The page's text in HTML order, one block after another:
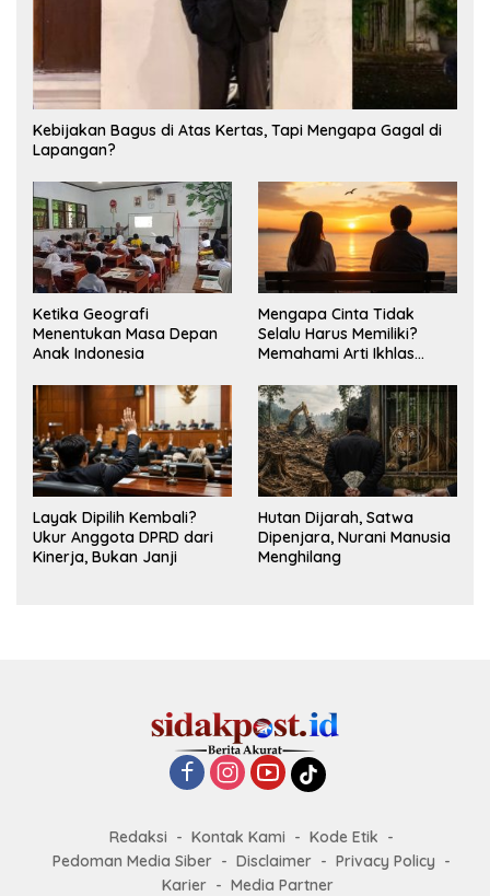
Kebijakan Bagus di Atas Kertas, Tapi Mengapa Gagal di
Lapangan?
Ketika Geografi
Menentukan Masa Depan
Anak Indonesia
Mengapa Cinta Tidak
Selalu Harus Memiliki?
Memahami Arti Ikhlas
Layak Dipilih Kembali?
Ukur Anggota DPRD dari
Kinerja, Bukan Janji
Hutan Dijarah, Satwa
Dipenjara, Nurani Manusia
Menghilang
Redaksi Kontak Kami
Kode Etik
Pedoman Media Siber
Disclaimer
Privacy Policy
Karier
Media Partner